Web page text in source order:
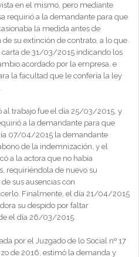
en el mismo, pero mediante
requirió a la demandante para que
la medida antes de
su extinción de contrato, a lo que
de 31/03/2015 indicando los
acordado por la empresa, e
la facultad que le confería la ley
al trabajo fue el día 25/03/2015, y
a la demandante para que
07/04/2015 la demandante
de la indemnización, y el
a la actora que no había
requiriéndola de nuevo su
sus ausencias con
Finalmente, el día 21/04/2015
su despido por faltar
el día 26/03/2015.
por el Juzgado de lo Social nº 17
de 2016, estimó la demanda y